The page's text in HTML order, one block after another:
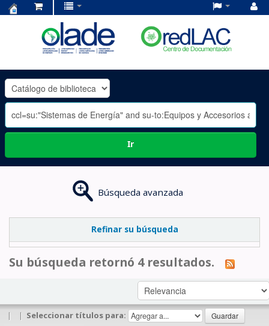
OLADE
-
Ir
Búsqueda avanzada
Refinar su búsqueda
Su búsqueda retornó 4 resultados.
| | Seleccionar títulos para: